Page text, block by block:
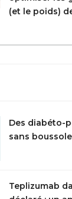
(et le poids)
Des diabéto-
sans boussole
Teplizumab